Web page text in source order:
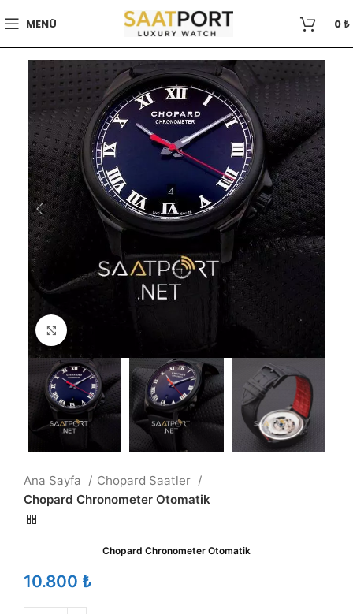
MENÜ 0₺
Büyütmek için tıklayın
Ana Sayfa
Chopard Saatler
Chopard Chronometer Otomatik
Chopard Chronometer Otomatik
₺